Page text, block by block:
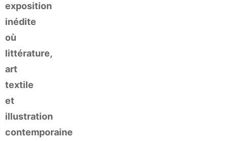
exposition
inédite
où
littérature,
art
textile
et
illustration
contemporaine